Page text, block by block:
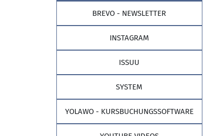
Allgemeines
Prävention sexualisierte Gewalt
BREVO - NEWSLETTER
INSTAGRAM
ISSUU
SYSTEM
YOLAWO - KURSBUCHUNGSSOFTWARE